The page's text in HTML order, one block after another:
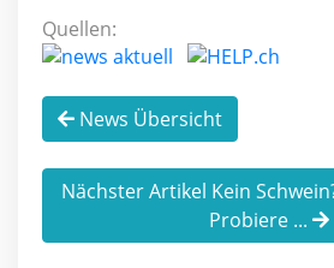
Quellen:
News Übersicht
Nächster Artikel Kein
Probiere ...